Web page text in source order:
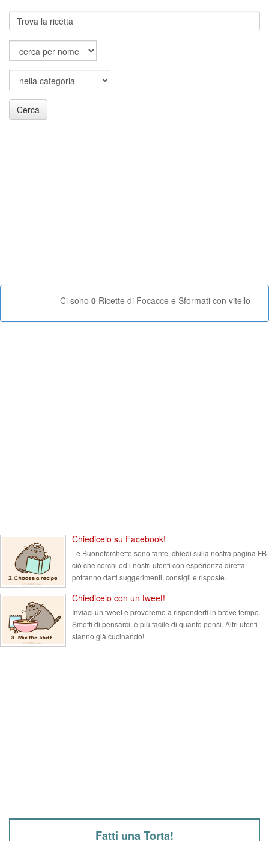
Cerca
Cerca
Ci sono 0 Ricette di Focacce e Sformati con vitello
Chiedicelo su Facebook!
Le Buoneforchette sono tante, chiedi sulla nostra pagina FB
ciò che cerchi ed i nostri utenti con esperienza diretta
potranno darti suggerimenti, consigli e risposte.
Chiedicelo con un tweet!
Inviaci un tweet e proveremo a risponderti in breve tempo.
Smetti di pensarci, è più facile di quanto pensi. Altri utenti
stanno già cucinando!
Fatti una Torta!